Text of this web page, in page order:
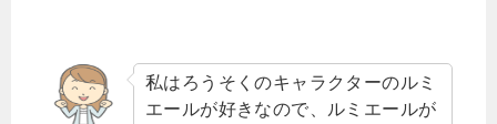
私はろうそくのキャラクターのルミ
エールが好きなので、ルミエールが